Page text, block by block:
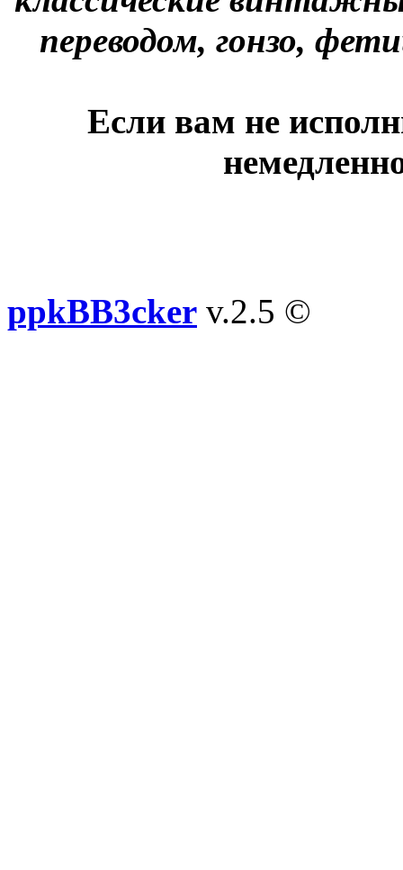
переводом, гонзо,
Если вам не
ppkBB3cker v.2.5 ©